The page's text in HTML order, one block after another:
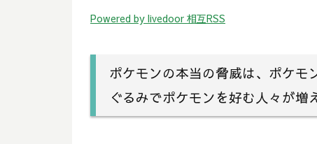
Powered by livedoor 相互RSS
ポケモンの本当の脅威は、ポケモ
ぐるみでポケモンを好む人々が増